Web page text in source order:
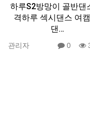
하루S2방망이 골반댄
격하루 섹시댄스 여
댄…
관리자 0